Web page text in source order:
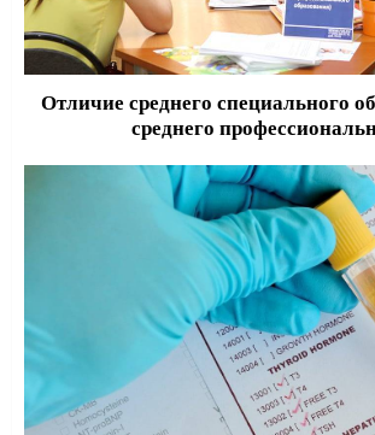
Отличие среднего специального
среднего